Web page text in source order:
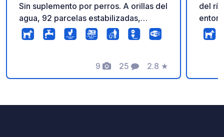
Sin suplemento por perros. A orillas del
agua, 92 parcelas estabilizadas,
soleadas (o no) en el valle de
Comblain-au-Pont. Numerosas rutas de
de murciélagos... ¡Le encantará la
región! El agua no está incluida.
9
Fotos
25
Comentarios
2.8
Calificación
★
del
sirga
del
Car